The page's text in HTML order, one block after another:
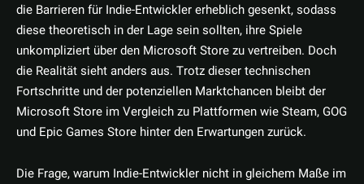
die Barrieren für Indie-Entwickler erheblich gesenkt, sodass
diese theoretisch in der Lage sein sollten, ihre Spiele
unkompliziert über den Microsoft Store zu vertreiben. Doch
die Realität sieht anders aus. Trotz dieser technischen
Fortschritte und der potenziellen Marktchancen bleibt der
Microsoft Store im Vergleich zu Plattformen wie Steam, GOG
und Epic Games Store hinter den Erwartungen zurück.
Die Frage, warum Indie-Entwickler nicht in gleichem Maße im